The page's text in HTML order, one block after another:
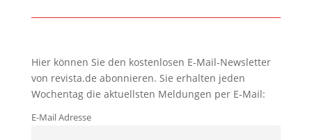
Hier können Sie den kostenlosen E-Mail-Newsletter
von revista.de abonnieren. Sie erhalten jeden
Wochentag die aktuellsten Meldungen per E-Mail:
E-Mail Adresse